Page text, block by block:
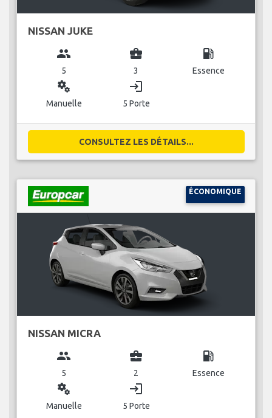
NISSAN JUKE
group
5
business_center
3
local_gas_station
Essence
miscellaneous_services
Manuelle
login
5 Porte
CONSULTEZ LES DÉTAILS...
ÉCONOMIQUE
NISSAN MICRA
group
5
business_center
2
local_gas_station
Essence
miscellaneous_services
Manuelle
login
5 Porte